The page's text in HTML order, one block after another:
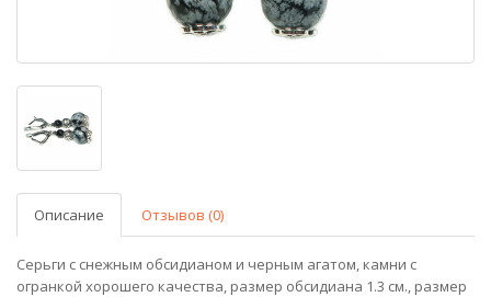
Описание Отзывов (0)
Серьги с снежным обсидианом и черным агатом, камни с
огранкой хорошего качества, размер обсидиана 1.3 см., размер